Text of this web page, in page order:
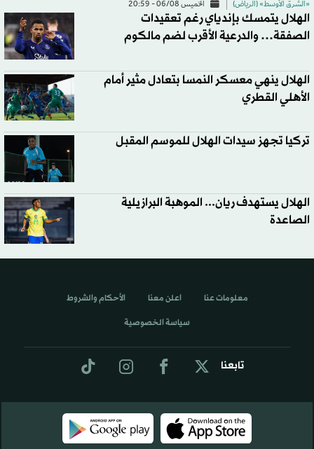
«الشرق الأوسط» (الرياض) الخميس 06/08 - 20:59
الهلال يتمسك بإندياي رغم تعقيدات
الصفقة… والدرعية الأقرب لضم مالكوم
الهلال ينهي معسكر النمسا بتعادل مثير أمام
الأهلي القطري
تركيا تجهز سيدات الهلال للموسم المقبل
الهلال يستهدف ريان... الموهبة البرازيلية
الصاعدة
تابعنا
معلومات عنا اعلن معنا الأحكام والشروط
سياسة الخصوصية